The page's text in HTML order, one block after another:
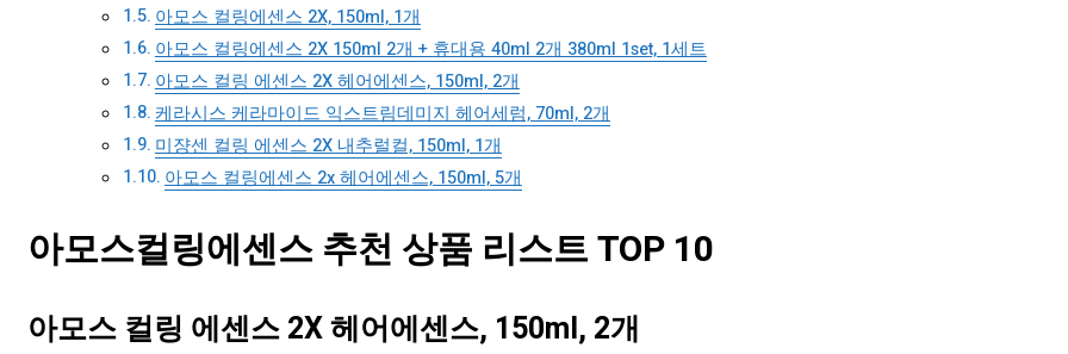
아모스 컬링에센스 2X, 150ml, 1개
아모스 컬링에센스 2X 150ml 2개 + 휴대용 40ml 2개 380ml 1set, 1세트
아모스 컬링 에센스 2X 헤어에센스, 150ml, 2개
케라시스 케라마이드 익스트림데미지 헤어세럼, 70ml, 2개
미쟝센 컬링 에센스 2X 내추럴컬, 150ml, 1개
아모스 컬링에센스 2x 헤어에센스, 150ml, 5개
아모스컬링에센스 추천 상품 리스트 TOP 10
아모스 컬링 에센스 2X 헤어에센스, 150ml, 2개